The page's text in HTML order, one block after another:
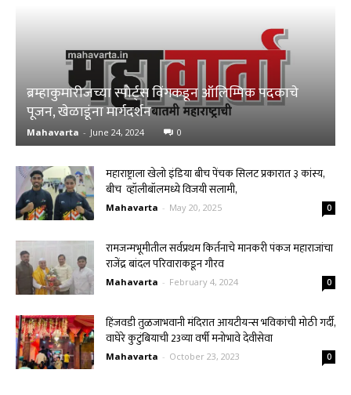
ब्रम्हाकुमारीजच्या स्पोर्ट्स विंगकडून ऑलिम्पिक पदकाचे
पूजन, खेळाडूंना मार्गदर्शन
Mahavarta - June 24, 2024 0
महाराष्ट्राला खेलो इंडिया बीच पेंचक सिलट प्रकारात ३ कांस्य,
बीच व्‍हॉलीबॉलमध्ये विजयी सलामी,
Mahavarta - May 20, 2025 0
रामजन्मभूमीतील सर्वप्रथम किर्तनाचे मानकरी पंकज महाराजांचा
राजेंद्र बांदल परिवाराकडून गौरव
Mahavarta - February 4, 2024 0
हिंजवडी तुळजाभवानी मंदिरात आयटीयन्स भविकांची मोठी गर्दी,
वाघेरे कुटुंबियाची 23व्या वर्षी मनोभावे देवीसेवा
Mahavarta - October 23, 2023 0